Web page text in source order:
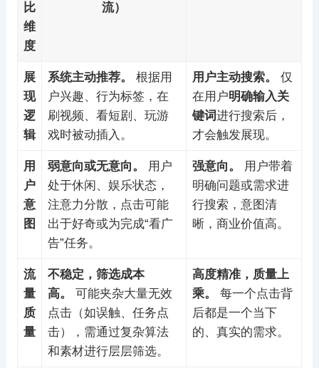
比
维
度
流）
展
现
逻
辑
系统主动推荐。
根据用
户兴趣、行为标签，在
刷视频、看短剧、玩游
戏时被动插入。
用户主动搜索。
仅
在用户明确输入关
键词进行搜索后，
才会触发展现。
用
户
意
图
弱意向或无意向。
用户
处于休闲、娱乐状态，
注意力分散，点击可能
出于好奇或为完成“看广
告”任务。
强意向。
用户带着
明确问题或需求进
行搜索，意图清
晰，商业价值高。
流
量
质
量
不稳定，筛选成本
高。
可能夹杂大量无效
点击（如误触、任务点
击），需通过复杂算法
和素材进行层层筛选。
高度精准，质量上
乘。
每一个点击背
后都是一个当下
的、真实的需求。